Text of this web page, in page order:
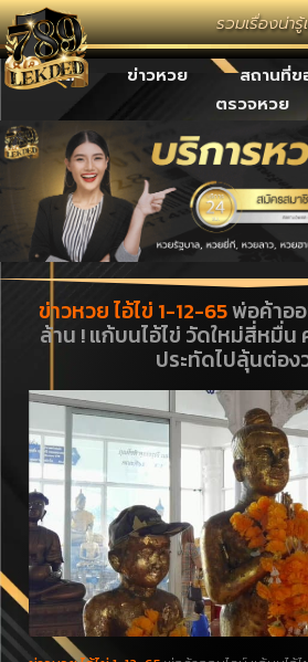
รวมเรื่องน่ารู้
เลขเด็ด ข่าวหวย สถานที่
ตรวจหวย
ข่าวหวย ไอ้ไข่ 1-12-65พ่อค้าอ
ล้าน ! แก้บนไอ้ไข่ วัดใหม่สี่หมื่น
ประทัดไปลุ้นต่อ